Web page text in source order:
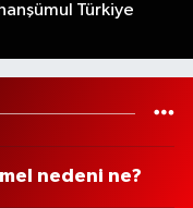
Türkiye
nedeni ne?